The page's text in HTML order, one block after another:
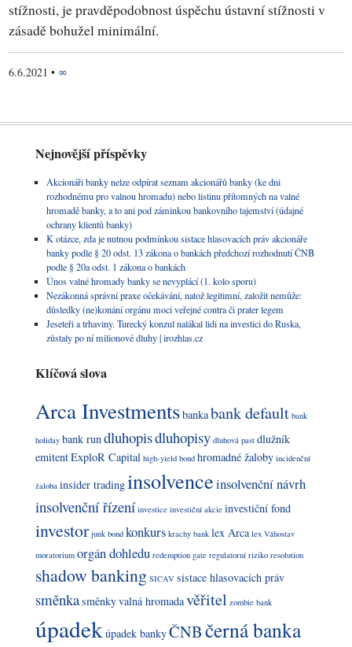
stížnosti, je pravděpodobnost úspěchu ústavní stížnosti v
zásadě bohužel minimální.
6.6.2021 • ∞
Nejnovější příspěvky
Akcionáři banky nelze odpírat seznam akcionářů banky (ke dni
rozhodnému pro valnou hromadu) nebo listinu přítomných na valné
hromadě banky, a to ani pod záminkou bankovního tajemství (údajné
ochrany klientů banky)
K otázce, zda je nutnou podmínkou sistace hlasovacích práv akcionáře
banky podle § 20 odst. 13 zákona o bankách předchozí rozhodnutí ČNB
podle § 20a odst. 1 zákona o bankách
Únos valné hromady banky se nevyplácí (1. kolo sporu)
Nezákonná správní praxe očekávání, natož legitimní, založit nemůže:
důsledky (ne)konání orgánu moci veřejné contra či prater legem
Jeseteři a trhaviny. Turecký konzul nalákal lidi na investici do Ruska,
zůstaly po ní milionové dluhy | irozhlas.cz
Klíčová slova
Arca Investmentsbankabank default bank
holiday bank run dluhopisdluhopisy dluhová past dlužník
emitentExploR Capital high-yield bond hromadné žaloby incidenční
žaloba insider tradinginsolvenceinsolvenční návrh
insolvenční řízení investice investiční akcie investiční fond
investor junk bond konkurs krachy bank lex Arca lex Váhostav
moratorium orgán dohledu redemption gate regulatorní riziko resolution
shadow banking SICAV sistace hlasovacích práv
směnkasměnkyvalná hromadavěřitel zombie bank
úpadek úpadek bankyČNBčerná banka